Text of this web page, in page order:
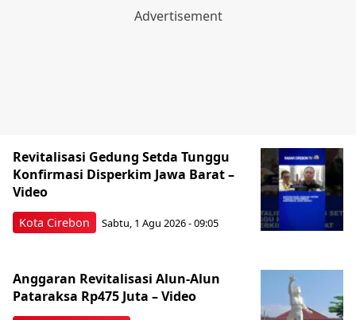
Kota Cirebon
Revitalisasi Gedung Setda Tunggu
Konfirmasi Disperkim Jawa Barat –
Video
Sabtu, 1 Agu 2026 - 09:05
Anggaran Revitalisasi Alun-Alun
Pataraksa Rp475 Juta – Video